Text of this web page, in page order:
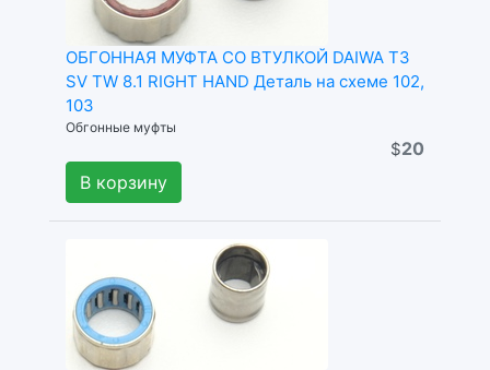
ОБГОННАЯ МУФТА СО ВТУЛКОЙ DAIWA T3
SV TW 8.1 RIGHT HAND Деталь на схеме 102,
103
Обгонные муфты
$20
В корзину